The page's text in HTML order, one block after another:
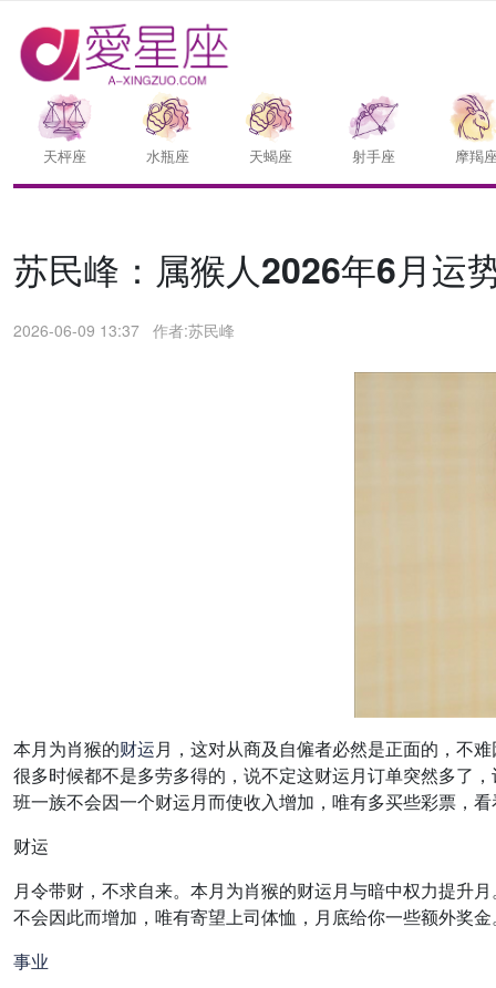
天枰座 水瓶座 天蝎座 射手座 摩羯
苏民峰：属猴人2026年6月运
2026-06-09 13:37 作者:苏民峰
本月为肖猴的财运月，这对从商及自僱者必然是正面的，不
很多时候都不是多劳多得的，说不定这财运月订单突然多了
班一族不会因一个财运月而使收入增加，唯有多买些彩票，
财运
月令带财，不求自来。本月为肖猴的财运月与暗中权力提升
不会因此而增加，唯有寄望上司体恤，月底给你一些额外奖金
事业